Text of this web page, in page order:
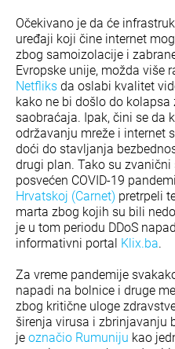
Očekivano je da će
uređaji koji čine internet
zbog samoizolacije i
Evropske unije, možda više
Netfliks da oslabi kvalitet
kako ne bi došlo do
saobraćaja. Ipak, čini se da
održavanju mreže i internet
doći do stavljanja
drugi plan. Tako su
posvećen COVID-19
Hrvatskoj (Carnet) pretrpeli
marta zbog kojih su bili
je u tom periodu DDoS
informativni portal Klix.ba.
Za vreme pandemije
napadi na bolnice i druge
zbog kritične uloge
širenja virusa i zbrinjavanju
je označio Rumuniju kao